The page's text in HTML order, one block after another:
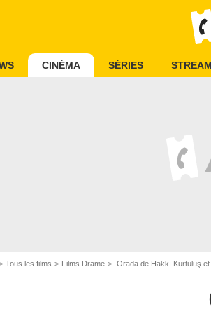
CINÉMA SÉRIES
Tous les films Films Drame Orada de Hakkı Kurtuluş